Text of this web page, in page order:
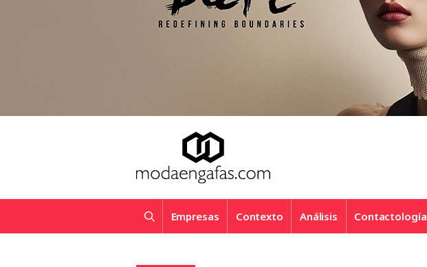
Empresas Contexto Análisis Contactología